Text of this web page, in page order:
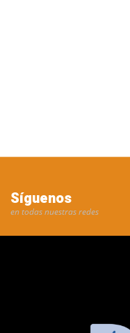
Síguenos
en todas nuestras redes